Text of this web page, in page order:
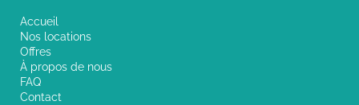
Accueil
Nos locations
Offres
À propos de nous
FAQ
Contact